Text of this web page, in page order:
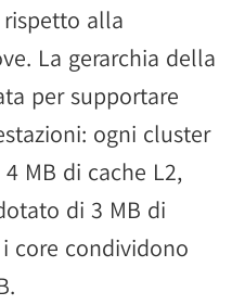
alla
La gerarchia della
per supportare
ogni cluster
MB di cache L2,
di 3 MB di
core condividono